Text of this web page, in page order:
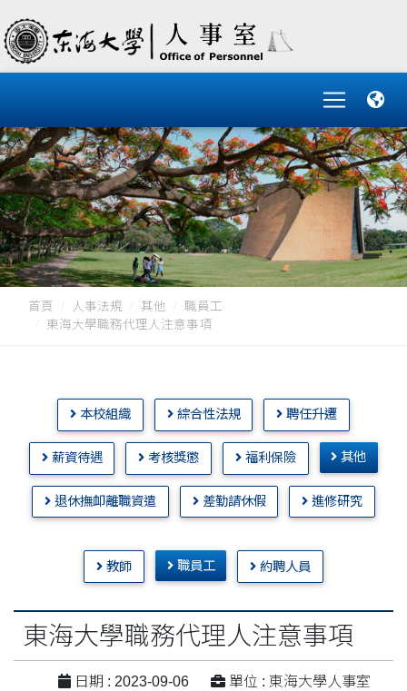
首頁 人事法規 其他
職員工
東海大學職務代理人注意事項
本校組織 綜合性法規 聘任升遷
薪資待遇 考核獎懲 福利保險 其他
退休撫卹離職資遣 差勤請休假 進修研究
教師 職員工 約聘人員
東海大學職務代理人注意事項
日期 : 2023-09-06
單位 : 東海大學人事室